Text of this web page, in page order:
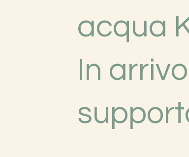
acqua
In